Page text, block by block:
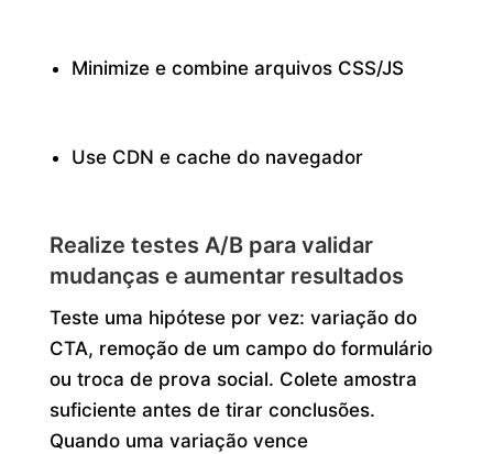
Minimize e combine arquivos CSS/JS
Use CDN e cache do navegador
Realize testes A/B para validar
mudanças e aumentar resultados
Teste uma hipótese por vez: variação do
CTA, remoção de um campo do formulário
ou troca de prova social. Colete amostra
suficiente antes de tirar conclusões.
Quando uma variação vence